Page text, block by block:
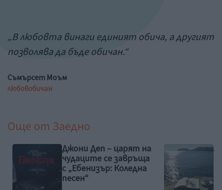
„В любовта винаги единият обича, а другият
позволява да бъде обичан.“
Съмърсет Моъм
любовобичан
Още от Заедно
Джони Деп – царят на
чудаците се завръща
с „Ебенизър: Коледна
песен“